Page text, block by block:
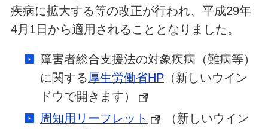
疾病に拡大する等の改正が行われ、平成29年
4月1日から適用されることとなりました。
障害者総合支援法の対象疾病（難病等）
に関する厚生労働省HP（新しいウイン
ドウで開きます）
周知用リーフレット
（新しいウイン